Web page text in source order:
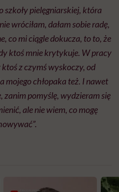
szkoły pielęgniarskiej, która
wróciłam, dałam sobie radę,
co mi ciągle dokucza, to to, że
ktoś mnie krytykuje. W pracy
z czymś wyskoczy, od
mojego chłopaka też. I nawet
zanim pomyślę, wydzieram się
ale nie wiem, co mogę